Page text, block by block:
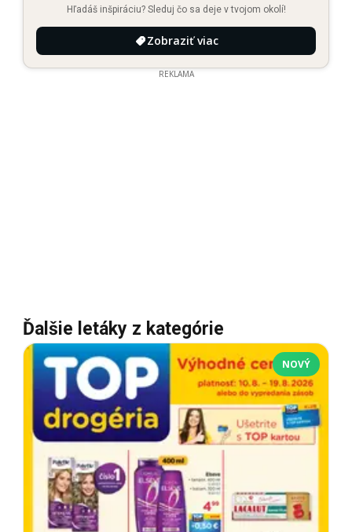
Hľadáš inšpiráciu? Sleduj čo sa deje v tvojom okolí!
Zobraziť viac
REKLAMA
Ďalšie letáky z kategórie
NOVÝ